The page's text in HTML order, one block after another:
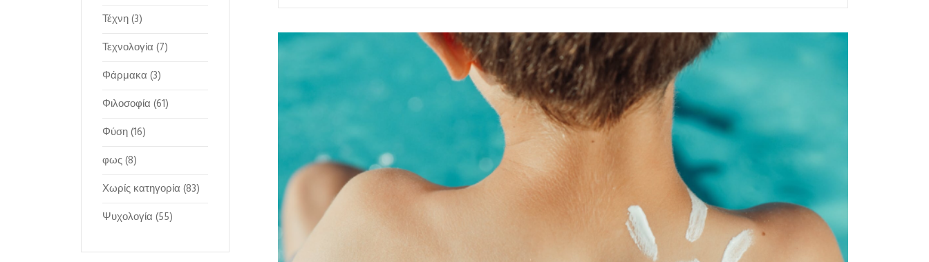
Τέχνη(3)
Τεχνολογία (7)
Φάρμακα (3)
Φιλοσοφία (61)
Φύση(16)
φως(8)
Χωρίς κατηγορία (83)
Ψυχολογία (55)